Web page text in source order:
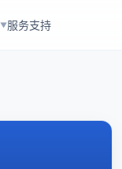
▼服务支持